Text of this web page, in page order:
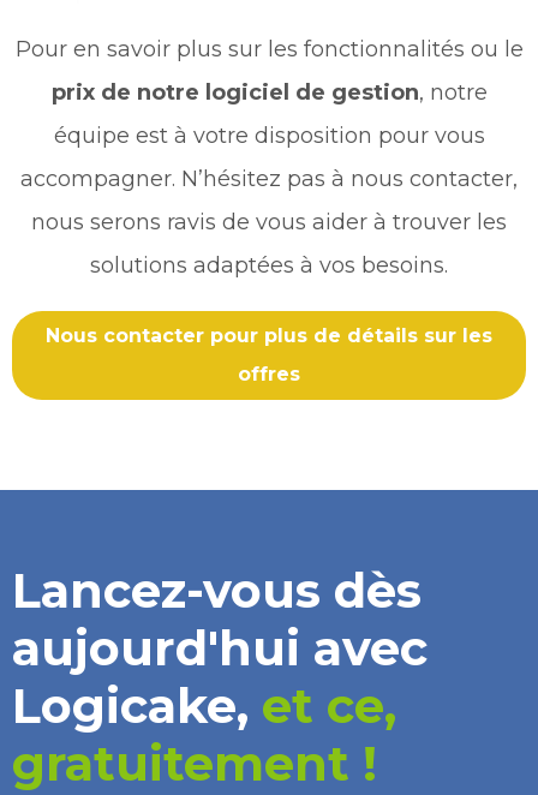
Pour en savoir plus sur les fonctionnalités ou le
prix de notre logiciel de gestion, notre
équipe est à votre disposition pour vous
accompagner. N’hésitez pas à nous contacter,
nous serons ravis de vous aider à trouver les
solutions adaptées à vos besoins.
Nous contacter pour plus de détails sur les
offres
Lancez-vous dès
aujourd'hui avec
Logicake, et ce,
gratuitement !